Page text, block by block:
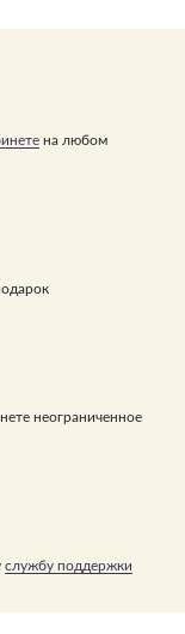
на любом
неограниченное
службу поддержки